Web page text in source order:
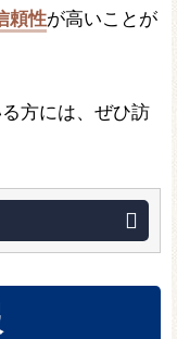
頼性が高いことが
方には、ぜひ訪